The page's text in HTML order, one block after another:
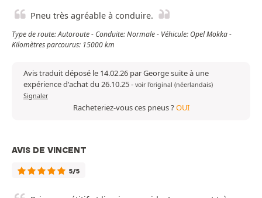
Pneu très agréable à conduire.
Type de route: Autoroute - Conduite: Normale - Véhicule: Opel Mokka -
Kilomètres parcourus: 15000 km
Avis traduit déposé le 14.02.26 par George suite à une
expérience d'achat du 26.10.25- voir l'original (néerlandais)
Signaler
Racheteriez-vous ces pneus ?OUI
AVIS DE VINCENT
5/5